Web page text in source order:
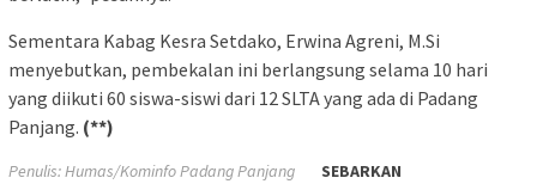
Sementara Kabag Kesra Setdako, Erwina Agreni, M.Si
menyebutkan, pembekalan ini berlangsung selama 10 hari
yang diikuti 60 siswa-siswi dari 12 SLTA yang ada di Padang
Panjang. (**)
Penulis: Humas/Kominfo Padang Panjang
SEBARKAN